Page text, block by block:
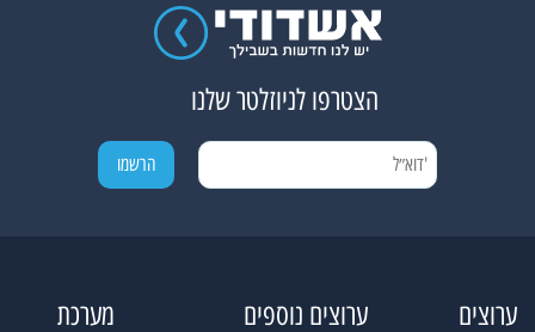
הצטרפו לניוזלטר שלנו
ערוצים ערוצים נוספים מערכת